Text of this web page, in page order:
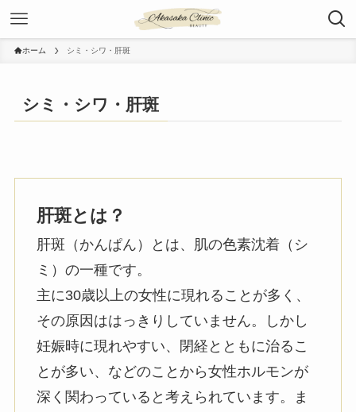
ホーム シミ・シワ・肝斑
シミ・シワ・肝斑
肝斑とは？
肝斑（かんぱん）とは、肌の色素沈着（シ
ミ）の一種です。
主に30歳以上の女性に現れることが多く、
その原因ははっきりしていません。しかし
妊娠時に現れやすい、閉経とともに治るこ
とが多い、などのことから女性ホルモンが
深く関わっていると考えられています。ま